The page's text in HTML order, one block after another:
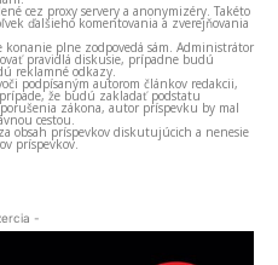
cez proxy servery a anonymizéry. Takéto
ďalšieho komentovania a zverejňovania
plne zodpovedá sám. Administrátor
pravidlá diskusie, prípadne budú
reklamné odkazy.
podpísaným autorom článkov redakcii,
že budú zakladať podstatu
zákona, autor príspevku by mal
cestou.
obsah príspevkov diskutujúcich a nenesie
príspevkov.
-